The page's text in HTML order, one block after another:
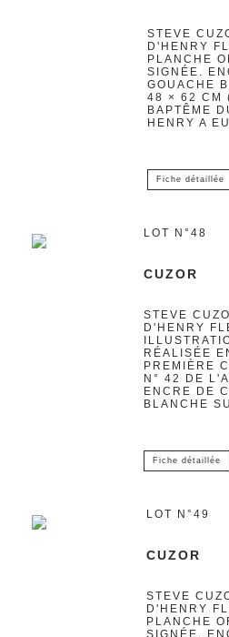
STEVE
D'HENRY
PLANCHE
SIGNÉE.
GOUACHE
48 × 62 CM
BAPTÊME
HENRY A
Fiche détaillée
LOT N°48
CUZOR
STEVE
D'HENRY
RÉALISÉE
PREMIÈRE
N° 42 DE
ENCRE DE
BLANCHE
Fiche détaillée
LOT N°49
CUZOR
STEVE
D'HENRY
PLANCHE
SIGNÉE.